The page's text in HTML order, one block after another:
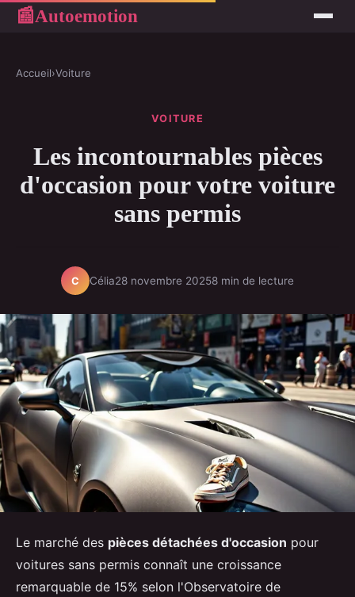
📰Autoemotion
Accueil›Voiture
VOITURE
Les incontournables pièces
d'occasion pour votre voiture
sans permis
C Célia28 novembre 20258 min de lecture
Le marché des pièces détachées d'occasion pour
voitures sans permis connaît une croissance
remarquable de 15% selon l'Observatoire de